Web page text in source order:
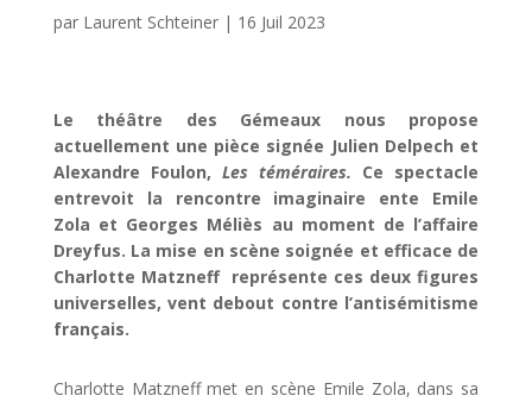
par Laurent Schteiner| 16 Juil 2023
Le théâtre des Gémeaux nous propose
actuellement une pièce signée Julien Delpech et
Alexandre Foulon, Les téméraires. Ce spectacle
entrevoit la rencontre imaginaire ente Emile
Zola et Georges Méliès au moment de l’affaire
Dreyfus. La mise en scène soignée et efficace de
Charlotte Matzneff représente ces deux figures
universelles, vent debout contre l’antisémitisme
français.
Charlotte Matzneff met en scène Emile Zola, dans sa